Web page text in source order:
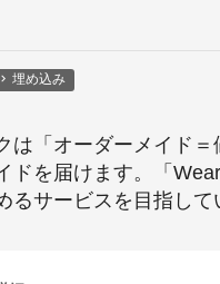
埋め込み
は「オーダーメイド
ドを届けます。「
るサービスを目指して